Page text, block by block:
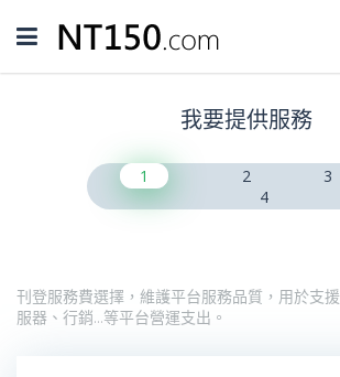
Toggle
navigation
我要提供服務
1 2
3
4
刊登服務費選擇，維護平台服務品質，用於支
服器、行銷…等平台營運支出。